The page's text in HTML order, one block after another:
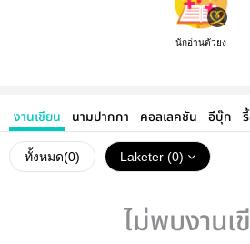
นักอ่านตัวยง
งานเขียน นามปากกา คอลเลคชัน อีบุ๊ก
ทั้งหมด(0) Laketer (0)
ไม่พบงานเ